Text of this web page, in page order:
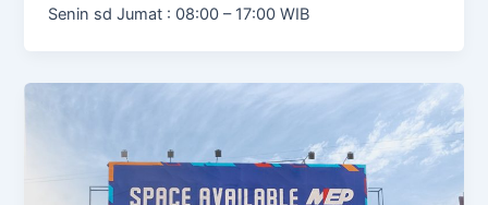
Senin sd Jumat : 08:00 – 17:00 WIB